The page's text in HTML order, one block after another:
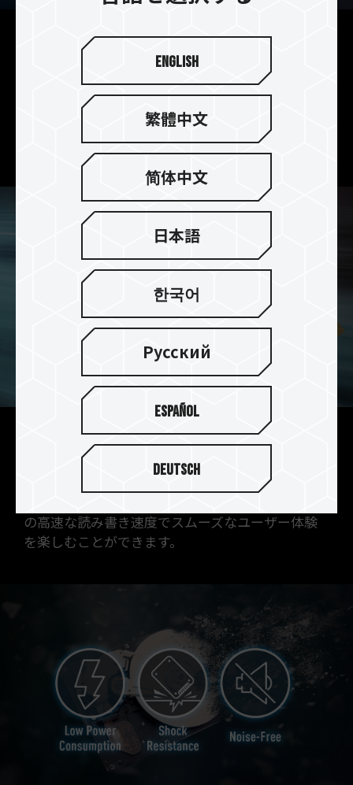
4TBのコンシューマグレード2.5
TEAMGROUP QX SSDは、消費者向けの2.5インチ
SATA SSDで、最大4TBのストレージ容量を備え、
超大容量のニーズに対応しています。
強力なSLCキャッシュパフォー
マンスをサポート
の高速な読み書き速度でスムーズなユーザー体験
を楽しむことができます。
English
繁體中文
简体中文
日本語
한국어
Русский
Español
Deutsch